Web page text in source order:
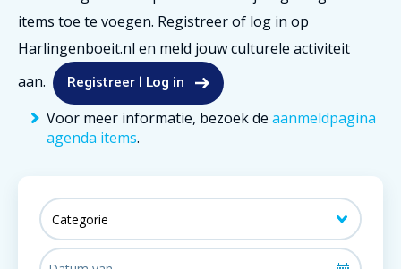
items toe te voegen. Registreer of log in op
Harlingenboeit.nl en meld jouw culturele activiteit
aan.
Registreer | Log in
Voor meer informatie, bezoek de aanmeldpagina
agenda items.